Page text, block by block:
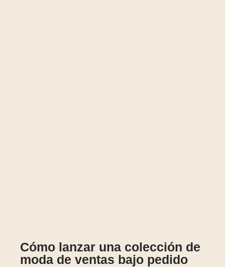
Cómo lanzar una colección de
moda de ventas bajo pedido